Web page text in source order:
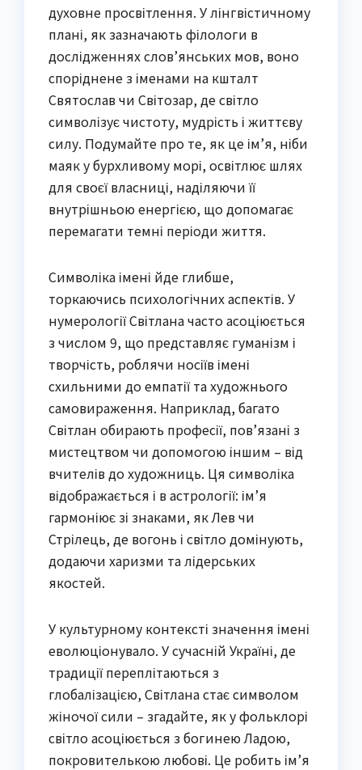
духовне просвітлення. У лінгвістичному
плані, як зазначають філологи в
дослідженнях слов’янських мов, воно
споріднене з іменами на кшталт
Святослав чи Світозар, де світло
символізує чистоту, мудрість і життєву
силу. Подумайте про те, як це ім’я, ніби
маяк у бурхливому морі, освітлює шлях
для своєї власниці, наділяючи її
внутрішньою енергією, що допомагає
перемагати темні періоди життя.
Символіка імені йде глибше,
торкаючись психологічних аспектів. У
нумерології Світлана часто асоціюється
з числом 9, що представляє гуманізм і
творчість, роблячи носіїв імені
схильними до емпатії та художнього
самовираження. Наприклад, багато
Світлан обирають професії, пов’язані з
мистецтвом чи допомогою іншим – від
вчителів до художниць. Ця символіка
відображається і в астрології: ім’я
гармоніює зі знаками, як Лев чи
Стрілець, де вогонь і світло домінують,
додаючи харизми та лідерських
якостей.
У культурному контексті значення імені
еволюціонувало. У сучасній Україні, де
традиції переплітаються з
глобалізацією, Світлана стає символом
жіночої сили – згадайте, як у фольклорі
світло асоціюється з богинею Ладою,
покровителькою любові. Це робить ім’я